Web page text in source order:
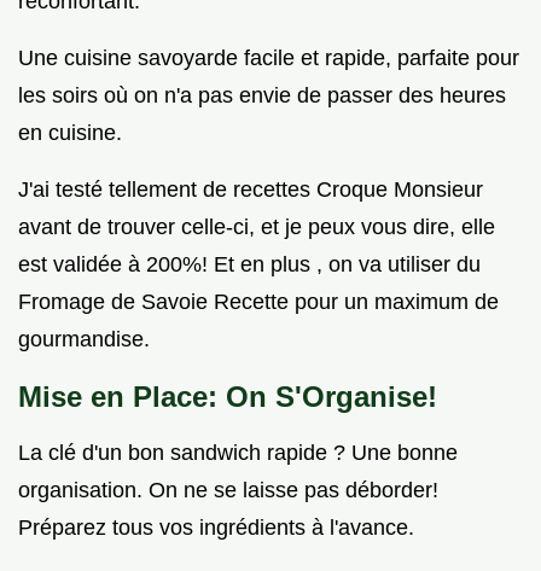
Une cuisine savoyarde facile et rapide, parfaite pour
les soirs où on n'a pas envie de passer des heures
en cuisine.
J'ai testé tellement de recettes Croque Monsieur
avant de trouver celle-ci, et je peux vous dire, elle
est validée à 200%! Et en plus , on va utiliser du
Fromage de Savoie Recette pour un maximum de
gourmandise.
Mise en Place: On S'Organise!
La clé d'un bon sandwich rapide ? Une bonne
organisation. On ne se laisse pas déborder!
Préparez tous vos ingrédients à l'avance.